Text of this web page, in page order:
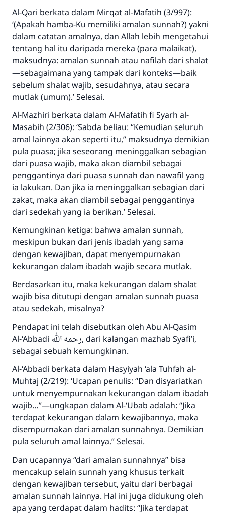
Al-Qari berkata dalam Mirqat al-Mafatih (3/997):
‘(Apakah hamba-Ku memiliki amalan sunnah?) yakni
dalam catatan amalnya, dan Allah lebih mengetahui
tentang hal itu daripada mereka (para malaikat),
maksudnya: amalan sunnah atau nafilah dari shalat
—sebagaimana yang tampak dari konteks—baik
sebelum shalat wajib, sesudahnya, atau secara
mutlak (umum).’ Selesai.
Al-Mazhiri berkata dalam Al-Mafatih fi Syarh al-
Masabih (2/306): ‘Sabda beliau: “Kemudian seluruh
amal lainnya akan seperti itu,” maksudnya demikian
pula puasa; jika seseorang meninggalkan sebagian
dari puasa wajib, maka akan diambil sebagai
penggantinya dari puasa sunnah dan nawafil yang
ia lakukan. Dan jika ia meninggalkan sebagian dari
zakat, maka akan diambil sebagai penggantinya
dari sedekah yang ia berikan.’ Selesai.
Kemungkinan ketiga: bahwa amalan sunnah,
meskipun bukan dari jenis ibadah yang sama
dengan kewajiban, dapat menyempurnakan
kekurangan dalam ibadah wajib secara mutlak.
Berdasarkan itu, maka kekurangan dalam shalat
wajib bisa ditutupi dengan amalan sunnah puasa
atau sedekah, misalnya?
Pendapat ini telah disebutkan oleh Abu Al-Qasim
Al-‘Abbadi رحمه الله, dari kalangan mazhab Syafi’i,
sebagai sebuah kemungkinan.
Al-‘Abbadi berkata dalam Hasyiyah ‘ala Tuhfah al-
Muhtaj (2/219): ‘Ucapan penulis: “Dan disyariatkan
untuk menyempurnakan kekurangan dalam ibadah
wajib…”—ungkapan dalam Al-‘Ubab adalah: “Jika
terdapat kekurangan dalam kewajibannya, maka
disempurnakan dari amalan sunnahnya. Demikian
pula seluruh amal lainnya.” Selesai.
Dan ucapannya “dari amalan sunnahnya” bisa
mencakup selain sunnah yang khusus terkait
dengan kewajiban tersebut, yaitu dari berbagai
amalan sunnah lainnya. Hal ini juga didukung oleh
apa yang terdapat dalam hadits: “Jika terdapat
Jawaban no. 110845 menyelamatkan
pernikahan.
Bantu kami dalam memberikan jawaban untuk umat
Rasulullah ﷺ bersabda
"Siapa yang menunjukkan suatu kebaikan,
meka dia akan mendapatkan pahala yang sama
dengan orang yang melakukannya"
MUSLIM, 1893
Saham